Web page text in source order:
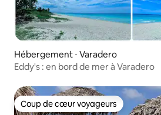
Hébergement ⋅ Varadero
Eddy's : en bord de mer à Varadero
Coup de cœur voyageurs
Coup de cœur voyageurs